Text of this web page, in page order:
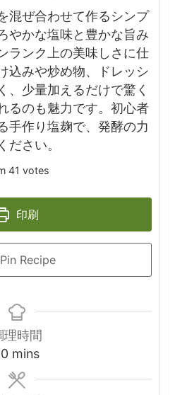
混ぜ合わせて作るシンプ
やかな塩味と豊かな旨み
ランク上の美味しさに仕
込みや炒め物、ドレッシ
、少量加えるだけで驚く
るのも魅力です。初心者
手作り塩麹で、発酵の力
ださい。
41 votes
印刷
Pin Recipe
理時間
minutes
mins